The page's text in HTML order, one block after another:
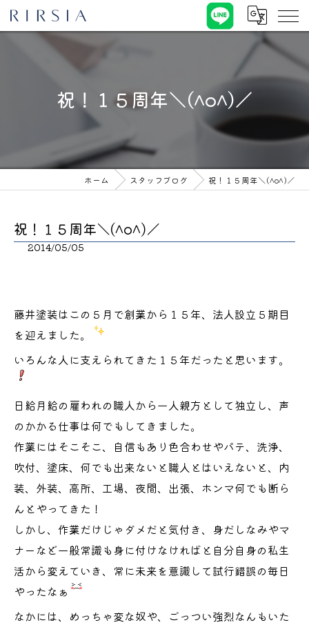
祝！１５周年＼(^o^)／
ホーム スタッフブログ 祝！１５周年＼(^o^)／
祝！１５周年＼(^o^)／
2014/05/05
藤井塗装はこの５月で創業から１５年、法人設立５期目
を迎えました。
いろんな人に支えられてきた１５年だったと思います。
日給月給の雇われの職人から一人親方として独立し、声
のかかる仕事は何でもしてきました。
作業にはそこそこ、自信もあり色合わせやパテ、洗浄、
吹付、塗床、何でも出来ないと職人とはいえないと、内
装、外装、高所、工場、夜間、出張、ホンマ何でも断ら
んとやってきた！
しかし、作業だけじゃダメだと気付き、身だしなみやマ
ナーなど一般常識も身に付けなければと自分自身の私生
活から変えていき、常に未来を意識して試行錯誤の毎日
やったなぁ
なかには、めっちゃ変な奴や、ごっつい強烈なんもいた